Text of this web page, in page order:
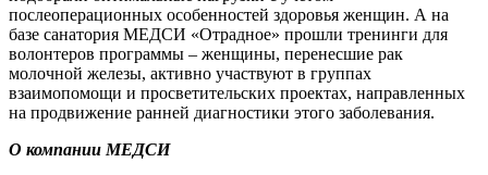
послеоперационных особенностей здоровья женщин. А на
базе санатория МЕДСИ «Отрадное» прошли тренинги для
волонтеров программы – женщины, перенесшие рак
молочной железы, активно участвуют в группах
взаимопомощи и просветительских проектах, направленных
на продвижение ранней диагностики этого заболевания.
О компании МЕДСИ